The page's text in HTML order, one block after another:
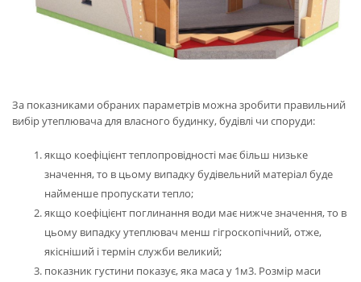
За показниками обраних параметрів можна зробити правильний
вибір утеплювача для власного будинку, будівлі чи споруди:
якщо коефіцієнт теплопровідності має більш низьке
значення, то в цьому випадку будівельний матеріал буде
найменше пропускати тепло;
якщо коефіцієнт поглинання води має нижче значення, то в
цьому випадку утеплювач менш гігроскопічний, отже,
якісніший і термін служби великий;
показник густини показує, яка маса у 1м3. Розмір маси